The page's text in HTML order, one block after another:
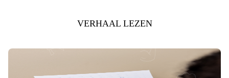
VERHAAL LEZEN